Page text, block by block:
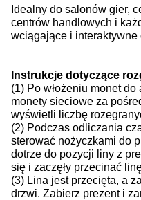
Idealny do salonów gier,
centrów handlowych i
wciągające i
Instrukcje dotyczące
(1) Po włożeniu monet
monety sieciowe za
wyświetli liczbę
(2) Podczas odliczania
sterować nożyczkami do
dotrze do pozycji liny z
się i zaczęły przecinać
(3) Lina jest przecięta, a
drzwi. Zabierz prezent i